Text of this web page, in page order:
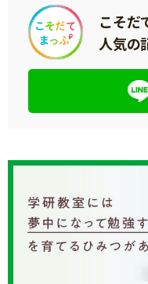
こそだ
人気の